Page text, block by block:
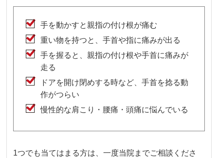
手を動かすと親指の付け根が痛む
重い物を持つと、手首や指に痛みが出る
手を握ると、親指の付け根や手首に痛みが
走る
ドアを開け閉めする時など、手首を捻る動
作がつらい
慢性的な肩こり・腰痛・頭痛に悩んでいる
1つでも当てはまる方は、一度当院までご相談くださ